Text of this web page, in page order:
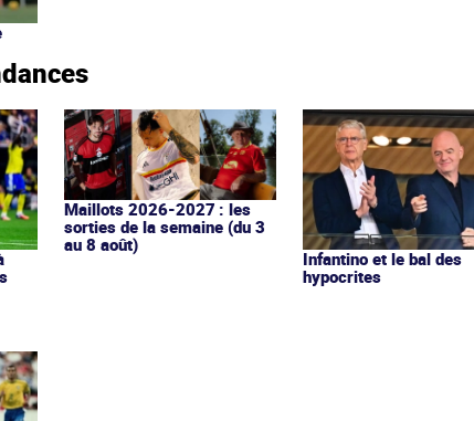
Maillots 2026-2027 : les
sorties de la semaine (du 3
au 8 août)
Infantino et le bal des
hypocrites